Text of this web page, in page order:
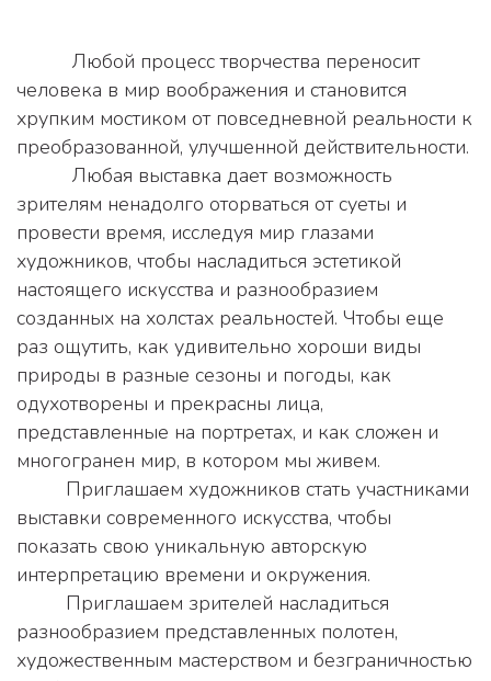
человека в мир воображения и становится
хрупким мостиком от повседневной реальности к
преобразованной, улучшенной действительности.
зрителям ненадолго оторваться от суеты и
провести время, исследуя мир глазами
художников, чтобы насладиться эстетикой
настоящего искусства и разнообразием
созданных на холстах реальностей. Чтобы еще
раз ощутить, как удивительно хороши виды
природы в разные сезоны и погоды, как
одухотворены и прекрасны лица,
представленные на портретах, и как сложен и
многогранен мир, в котором мы живем.
выставки современного искусства, чтобы
показать свою уникальную авторскую
интерпретацию времени и окружения.
разнообразием представленных полотен,
художественным мастерством и безграничностью